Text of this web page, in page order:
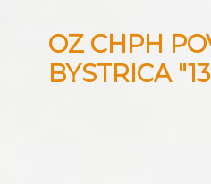
OZ CHPH
BYSTRICA